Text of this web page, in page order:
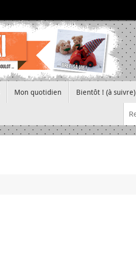
Mon quotidien Bientôt ! (à suivre)